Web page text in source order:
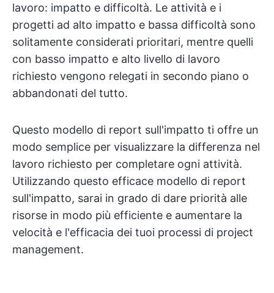
lavoro: impatto e difficoltà. Le attività e i
progetti ad alto impatto e bassa difficoltà sono
solitamente considerati prioritari, mentre quelli
con basso impatto e alto livello di lavoro
richiesto vengono relegati in secondo piano o
abbandonati del tutto.
Questo modello di report sull'impatto ti offre un
modo semplice per visualizzare la differenza nel
lavoro richiesto per completare ogni attività.
Utilizzando questo efficace modello di report
sull'impatto, sarai in grado di dare priorità alle
risorse in modo più efficiente e aumentare la
velocità e l'efficacia dei tuoi processi di project
management.